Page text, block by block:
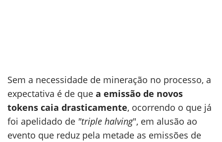
Sem a necessidade de mineração no processo, a
expectativa é de que a emissão de novos
tokens caia drasticamente, ocorrendo o que já
foi apelidado de "triple halving", em alusão ao
evento que reduz pela metade as emissões de